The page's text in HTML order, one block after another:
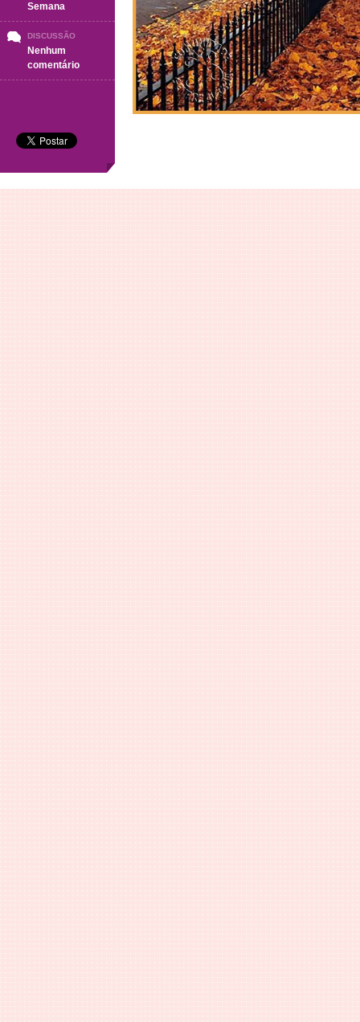
Semana
DISCUSSÃO
Nenhum
comentárioem
Boa